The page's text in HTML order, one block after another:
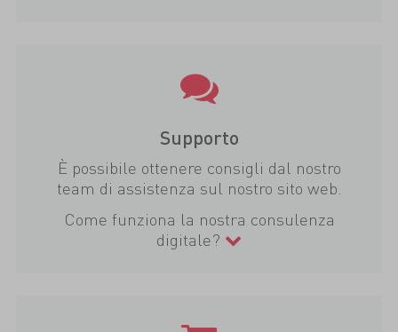
Supporto
È possibile ottenere consigli dal nostro
team di assistenza sul nostro sito web.
Come funziona la nostra consulenza
digitale?